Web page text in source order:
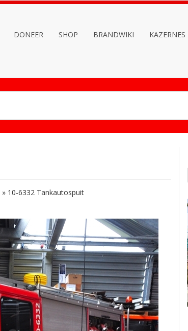
DONEER SHOP BRANDWIKI KAZERNES
» 10-6332 Tankautospuit